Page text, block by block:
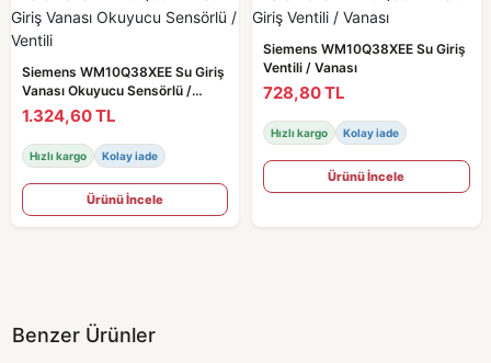
Siemens WM10Q38XEE Su Giriş
Vanası Okuyucu Sensörlü /
Ventili
1.324,60 TL
Hızlı kargo Kolay iade
Ürünü İncele
Siemens WM10Q38XEE Su Giriş
Ventili / Vanası
728,80 TL
Hızlı kargo Kolay iade
Ürünü İncele
Benzer Ürünler